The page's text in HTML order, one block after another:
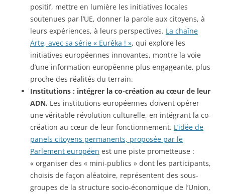
positif, mettre en lumière les initiatives locales
soutenues par l’UE, donner la parole aux citoyens, à
leurs expériences, à leurs perspectives. La chaîne
Arte, avec sa série « Eurêka ! », qui explore les
initiatives européennes innovantes, montre la voie
d’une information européenne plus engageante, plus
proche des réalités du terrain.
Institutions : intégrer la co-création au cœur de leur
ADN. Les institutions européennes doivent opérer
une véritable révolution culturelle, en intégrant la co-
création au cœur de leur fonctionnement. L’idée de
panels citoyens permanents, proposée par le
Parlement européen est une piste prometteuse :
« organiser des « mini-publics » dont les participants,
choisis de façon aléatoire, représentent des sous-
groupes de la structure socio-économique de l’Union,